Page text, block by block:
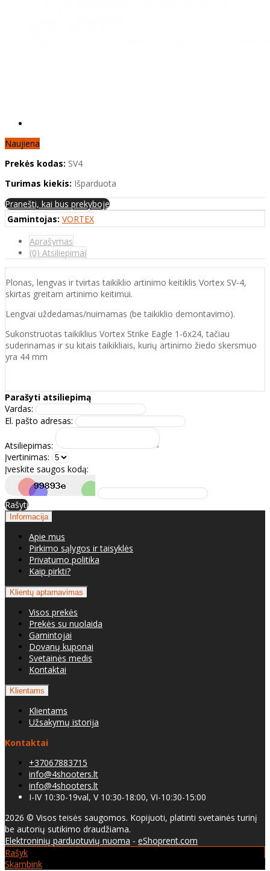
Naujiena
Prekės kodas: SV4
Turimas kiekis: Išparduota
Pranešti, kai bus prekyboje
Gamintojas: VORTEX
Aprašymas
(0) Atsiliepimai
Plonas, lengvas ir tvirtas taikiklio artinimo keitiklis Vortex SV-4,
skirtas greitam artinimo keitimui.
Lengvai uždedamas/nuimamas (be taikiklio demontavimo).
Sukonstruotas taikiklius Vortex Strike Eagle 1-6x24, tačiau
suderinamas ir su kitais taikikliais, kurių artinimo žiedo skersmuo
yra 44 mm
Parašyti atsiliepimą
Vardas:
El. pašto adresas:
Atsiliepimas:
Įvertinimas:
Įveskite saugos kodą:
Rašyti
Informacija
Apie mus
Pirkimo sąlygos ir taisyklės
Privatumo politika
Kaip pirkti?
Klientų aptarnavimas
Visos prekės
Prekės su nuolaida
Gamintojai
Dovanų kuponai
Svetainės medis
Kontaktai
Klientams
Klientams
Užsakymų istorija
Kontaktai
+37067883715
info@4shooters.lt
info@4shooters.lt
I-IV 10:30-19val, V 10:30-18:00, VI-10:30-15:00
2026 © Visos teisės saugomos. Kopijuoti, platinti svetainės turinį
be autorių sutikimo draudžiama.
Elektroninių parduotuvių nuoma - eShoprent.com
Rašyk
Skambink